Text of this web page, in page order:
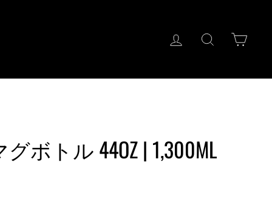
ログイン キーワード検
グボトル 44OZ | 1,300ML